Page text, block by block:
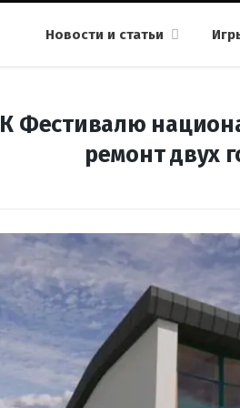
Новости и статьи
К Фестивалю
ремонт двух